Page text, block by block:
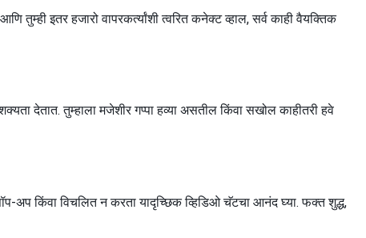
इतर हजारो वापरकर्त्यांशी त्वरित कनेक्ट व्हाल, सर्व काही वैयक्तिक
देतात. तुम्हाला मजेशीर गप्पा हव्या असतील किंवा सखोल काहीतरी हवे
अप किंवा विचलित न करता यादृच्छिक व्हिडिओ चॅटचा आनंद घ्या. फक्त शुद्ध,